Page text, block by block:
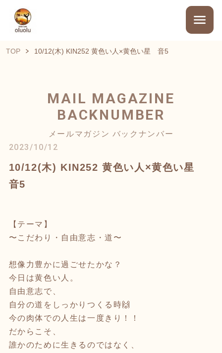
TOP 10/12(木) KIN252 黄色い人×黄色い星 音5
MAIL MAGAZINE
BACKNUMBER
メールマガジン バックナンバー
2023/10/12
10/12(木) KIN252 黄色い人×黄色い星
音5
【テーマ】
〜こだわり・自由意志・道〜
想像力豊かに過ごせたかな？
今日は黄色い人。
自由意志で、
自分の道をしっかりつくる時🙌
今の肉体での人生は一度きり！！
だからこそ、
誰かのために生きるのではなく、